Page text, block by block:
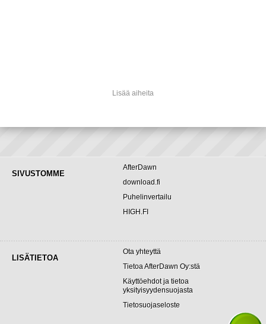
Lisää aiheita
SIVUSTOMME
AfterDawn
download.fi
Puhelinvertailu
HIGH.FI
LISÄTIETOA
Ota yhteyttä
Tietoa AfterDawn Oy:stä
Käyttöehdot ja tietoa
yksityisyydensuojasta
Tietosuojaseloste